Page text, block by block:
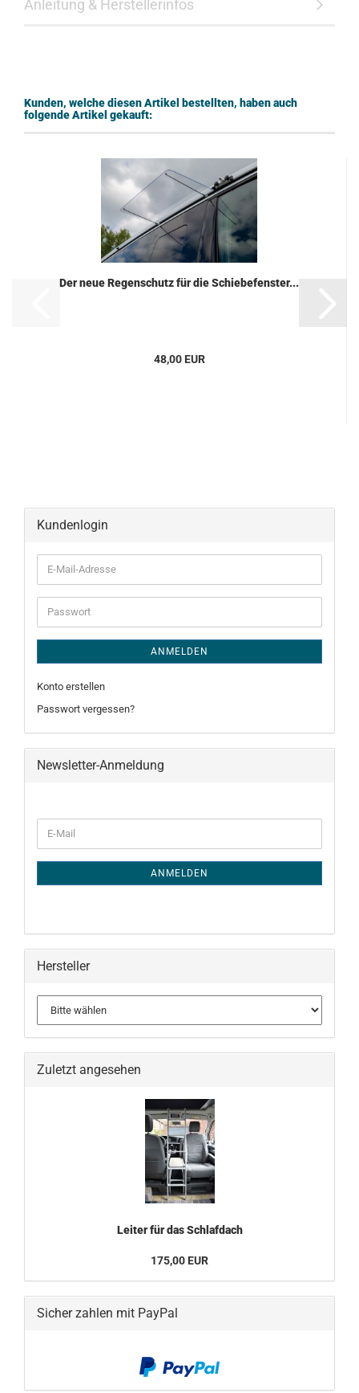
Anleitung & Herstellerinfos
Kunden, welche diesen Artikel bestellten, haben auch
folgende Artikel gekauft:
Der neue Regenschutz für die Schiebefenster...
48,00 EUR
Kundenlogin
E-
Mail-
Adresse
Passwort
ANMELDEN
Konto erstellen
Passwort vergessen?
Newsletter-Anmeldung
ZUR
E-
Mail
ANMELDEN
Hersteller
Zuletzt angesehen
Leiter für das Schlafdach
175,00 EUR
Sicher zahlen mit PayPal